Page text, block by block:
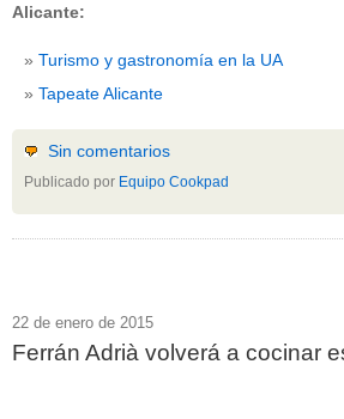
Alicante:
Turismo y gastronomía en la UA
Tapeate Alicante
Sin comentarios
Publicado por Equipo Cookpad
22 de enero de 2015
Ferrán Adrià volverá a cocinar